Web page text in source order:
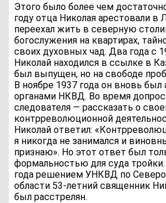
Этого было более чем
году отца Николая арестовали в
переехал жить в северную
богослужения на квартирах,
своих духовных чад. Два года с
Николай находился в ссылке в
был выпущен, но на свободе
В ноябре 1937 года он вновь был
органами НКВД. Во время
следователя — рассказать о
контрреволюционной
Николай ответил:
я никогда не занимался и
признаю». Но этот ответ был
формальностью для суда
года решением УНКВД по
области 53-летний священник
был расстрелян.